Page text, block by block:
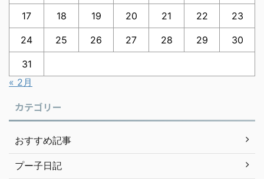
17 18 19 20 21 22 23
24 25 26 27 28 29 30
31
« 2月
カテゴリー
おすすめ記事
プー子日記